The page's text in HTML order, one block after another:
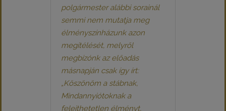
polgármester alábbi sorainál
semmi nem mutatja meg
élményszínházunk azon
megítélését, melyről
megbízónk az előadás
másnapján csak így írt:
„Köszönöm a stábnak,
Mindannyiótoknak a
felejthetetlen élményt,